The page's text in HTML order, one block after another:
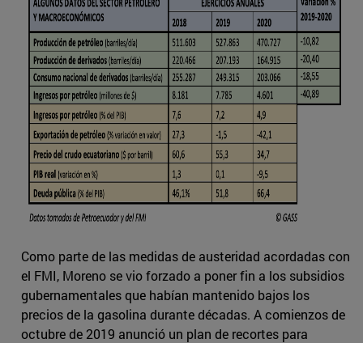
Como parte de las medidas de austeridad acordadas con
el FMI, Moreno se vio forzado a poner fin a los subsidios
gubernamentales que habían mantenido bajos los
precios de la gasolina durante décadas. A comienzos de
octubre de 2019 anunció un plan de recortes para